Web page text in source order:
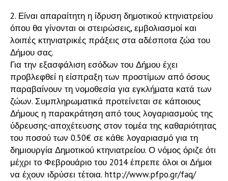
2. Είναι απαραίτητη η ίδρυση δημοτικού κτηνιατρείου
όπου θα γίνονται οι στειρώσεις, εμβολιασμοί και
λοιπές κτηνιατρικές πράξεις στα αδέσποτα ζώα του
Δήμου σας.
Για την εξασφάλιση εσόδων του Δήμου έχει
προβλεφθεί η είσπραξη των προστίμων από όσους
παραβαίνουν τη νομοθεσία για εγκλήματα κατά των
ζώων. Συμπληρωματικά προτείνεται σε κάποιους
Δήμους η παρακράτηση από τους λογαριασμούς της
ύδρευσης-αποχέτευσης στον τομέα της καθαριότητας
του ποσού των 0.50€ σε κάθε λογαριασμό για τη
δημιουργία Δημοτικού κτηνιατρείου. Ο νόμος όριζε ότι
μέχρι το Φεβρουάριο του 2014 έπρεπε όλοι οι Δήμοι
να έχουν ιδρύσει τέτοια. http://www.pfpo.gr/faq/